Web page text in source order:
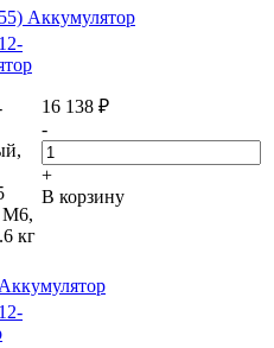
Аккумулятор
М6,
кг
16 138 ₽
-
+
В корзину